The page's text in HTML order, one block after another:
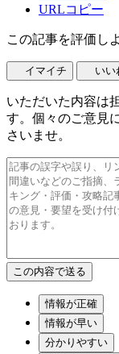
URLコピー
この記事を評価し
イマイチ いい
いただいた内容は
す。個々のご意見
さいませ。
情報が正確
情報が早い
分かりやすい